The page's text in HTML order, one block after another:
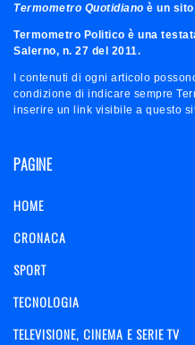
Termometro Quotidiano è un
Termometro Politico è una
Salerno, n. 27 del 2011.
I contenuti di ogni articolo
condizione di indicare sempre
inserire un link visibile a questo
PAGINE
HOME
CRONACA
SPORT
TECNOLOGIA
TELEVISIONE, CINEMA E SERIE TV